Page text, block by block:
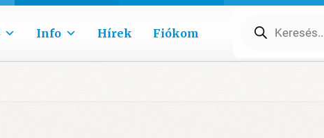
Info Hírek Fiókom search